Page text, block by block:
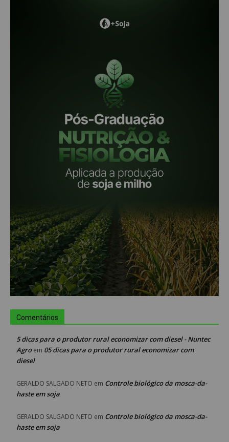
Comentários
5 dicas para o produtor rural economizar com diesel - Nuntec
Agroem 05 dicas para o produtor rural economizar com
diesel
GERALDO SALGADO NETO em Controle biológico da mosca-da-
haste em soja
GERALDO SALGADO NETO em Controle biológico da mosca-da-
haste em soja